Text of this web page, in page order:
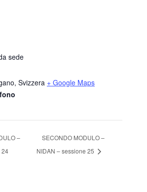
sede
, Svizzera + Google Maps
–
24
SECONDO MODULO –
NIDAN – sessione 25